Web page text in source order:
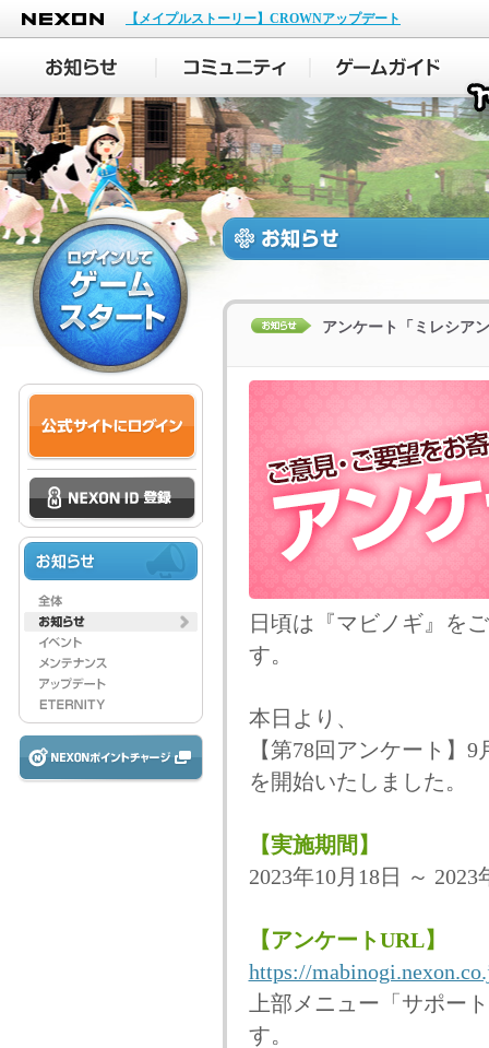
NEXON
【メイプルストーリー】CROWNアップデート
アンケート「ミレシア
日頃は『マビノギ』を
す。
本日より、
【第78回アンケート】
を開始いたしました。
【実施期間】
2023年10月18日 ～
【アンケートURL】
https://
上部メニュー「サポー
す。